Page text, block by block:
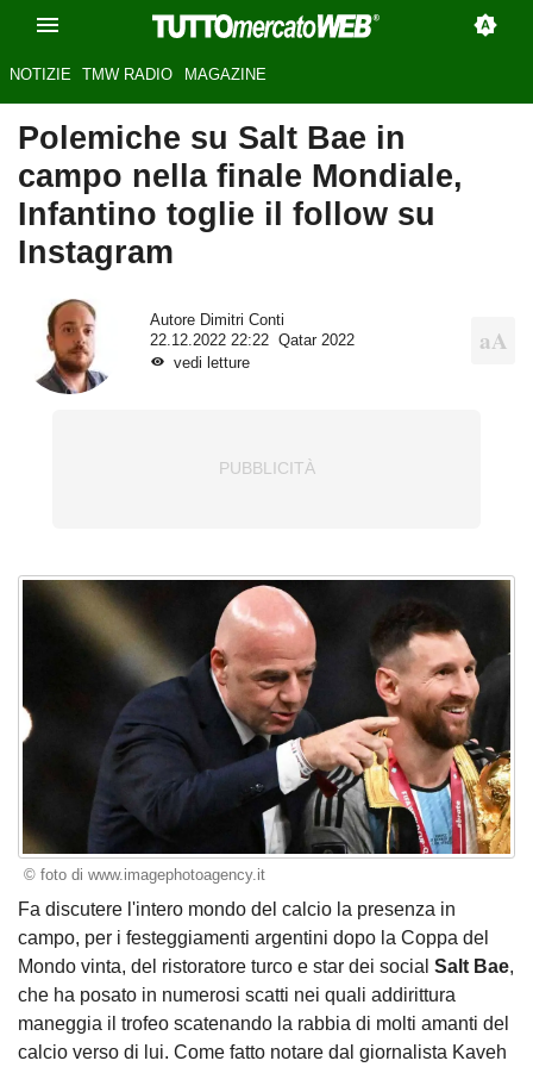
NOTIZIE TMW RADIO MAGAZINE
Polemiche su Salt Bae in
campo nella finale Mondiale,
Infantino toglie il follow su
Instagram
Autore Dimitri Conti
22.12.2022 22:22
Qatar 2022
vedi letture
© foto di www.imagephotoagency.it
Fa discutere l'intero mondo del calcio la presenza in
campo, per i festeggiamenti argentini dopo la Coppa del
Mondo vinta, del ristoratore turco e star dei social Salt Bae,
che ha posato in numerosi scatti nei quali addirittura
maneggia il trofeo scatenando la rabbia di molti amanti del
calcio verso di lui. Come fatto notare dal giornalista Kaveh